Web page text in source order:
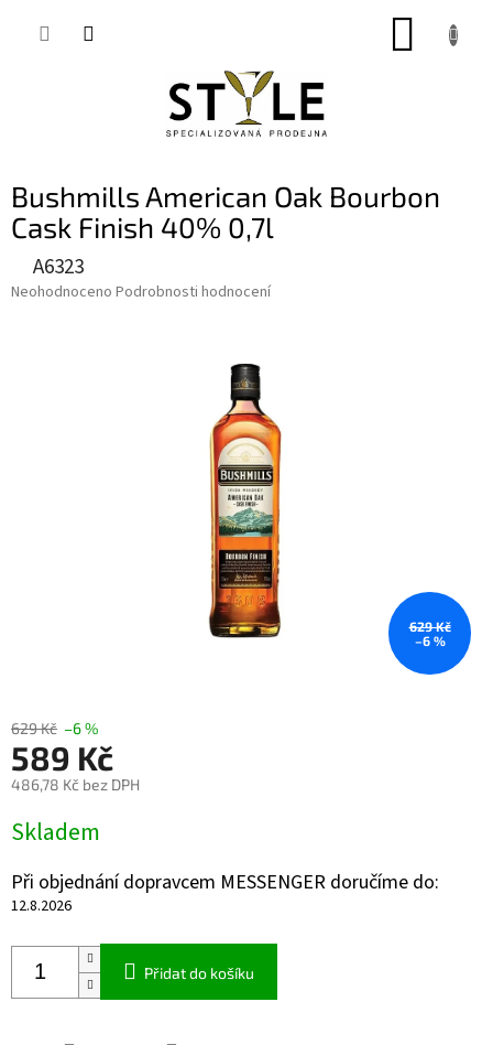
Bushmills American Oak Bourbon
Cask Finish 40% 0,7l
A6323
Průměrné
Neohodnoceno Podrobnosti hodnocení
629 Kč
–6 %
629 Kč –6 %
589 Kč
486,78 Kč bez DPH
cena:
Skladem
Při objednání dopravcem MESSENGER doručíme do:
12.8.2026
Přidat do košíku